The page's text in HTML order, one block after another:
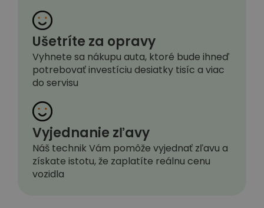
Ušetríte za opravy
Vyhnete sa nákupu auta, ktoré bude ihneď
potrebovať investíciu desiatky tisíc a viac
do servisu
Vyjednanie zľavy
Náš technik Vám pomôže vyjednať zľavu a
získate istotu, že zaplatíte reálnu cenu
vozidla